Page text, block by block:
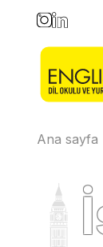
Ana sayfa